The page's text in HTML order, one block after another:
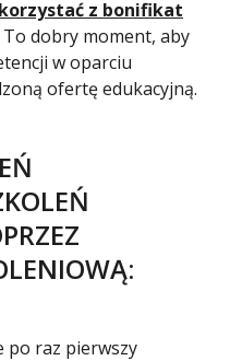
z bonifikat
To dobry moment, aby
w oparciu
ofertę edukacyjną.
po raz pierwszy